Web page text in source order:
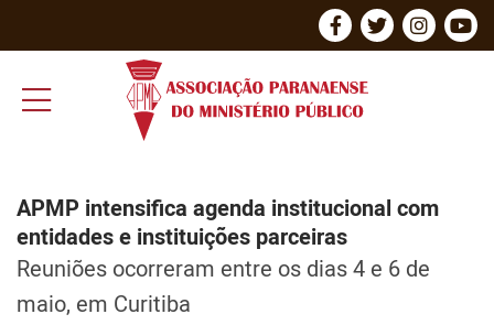
APMP intensifica agenda institucional com
entidades e instituições parceiras
Reuniões ocorreram entre os dias 4 e 6 de
maio, em Curitiba